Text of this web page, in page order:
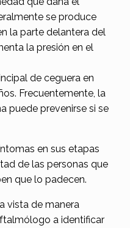
se produce
la parte delantera del
la presión en el
de ceguera en
Frecuentemente, la
puede prevenirse si se
en sus etapas
de las personas que
que lo padecen.
vista de manera
a identificar